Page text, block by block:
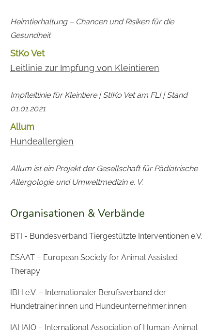
Heimtierhaltung – Chancen und Risiken für die
Gesundheit
StKo Vet
Leitlinie zur Impfung von Kleintieren
Impfleitlinie für Kleintiere | StIKo Vet am FLI | Stand
01.01.2021
Allum
Hundeallergien
Allum ist ein Projekt der Gesellschaft für Pädiatrische
Allergologie und Umweltmedizin e. V.
Organisationen & Verbände
BTI - Bundesverband Tiergestützte Interventionen e.V.
ESAAT – European Society for Animal Assisted
Therapy
IBH e.V. – Internationaler Berufsverband der
Hundetrainer:innen und Hundeunternehmer:innen
IAHAIO – International Association of Human-Animal